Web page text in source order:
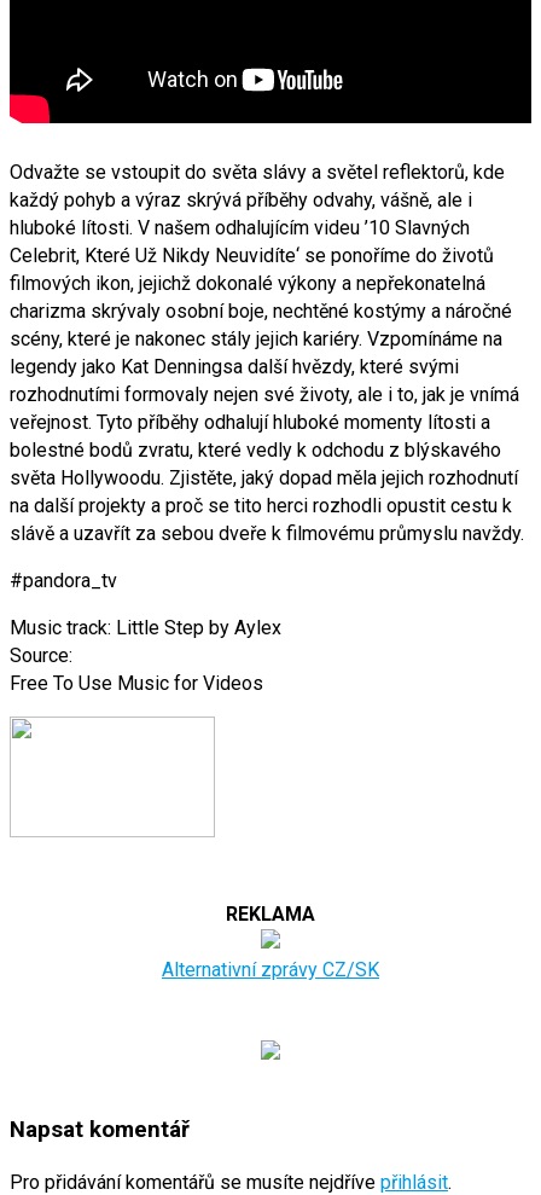
Odvažte se vstoupit do světa slávy a světel reflektorů, kde
každý pohyb a výraz skrývá příběhy odvahy, vášně, ale i
hluboké lítosti. V našem odhalujícím videu ’10 Slavných
Celebrit, Které Už Nikdy Neuvidíte‘ se ponoříme do životů
filmových ikon, jejichž dokonalé výkony a nepřekonatelná
charizma skrývaly osobní boje, nechtěné kostýmy a náročné
scény, které je nakonec stály jejich kariéry. Vzpomínáme na
legendy jako Kat Denningsa další hvězdy, které svými
rozhodnutími formovaly nejen své životy, ale i to, jak je vnímá
veřejnost. Tyto příběhy odhalují hluboké momenty lítosti a
bolestné bodů zvratu, které vedly k odchodu z blýskavého
světa Hollywoodu. Zjistěte, jaký dopad měla jejich rozhodnutí
na další projekty a proč se tito herci rozhodli opustit cestu k
slávě a uzavřít za sebou dveře k filmovému průmyslu navždy.
#pandora_tv
Music track: Little Step by Aylex
Source:
Free To Use Music for Videos
REKLAMA
Alternativní zprávy CZ/SK
Napsat komentář
Pro přidávání komentářů se musíte nejdříve přihlásit.